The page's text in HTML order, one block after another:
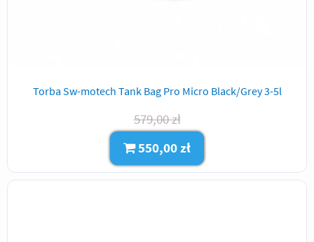
Torba Sw-motech Tank Bag Pro Micro Black/Grey 3-5l
579,00 zł
550,00 zł